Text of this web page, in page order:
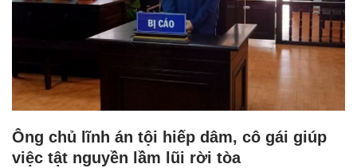
Ông chủ lĩnh án tội hiếp dâm, cô gái giúp
việc tật nguyền lầm lũi rời tòa